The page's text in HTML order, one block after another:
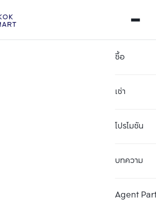
ซื้อ
เช่า
โปรโมชัน
บทความ
Agent